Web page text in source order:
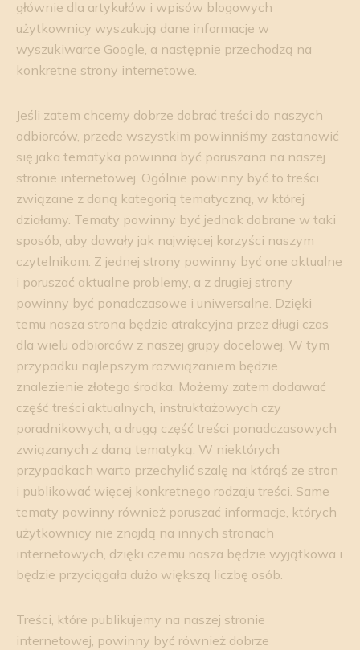
głównie dla artykułów i wpisów blogowych
użytkownicy wyszukują dane informacje w
wyszukiwarce Google, a następnie przechodzą na
konkretne strony internetowe.
Jeśli zatem chcemy dobrze dobrać treści do naszych
odbiorców, przede wszystkim powinniśmy zastanowić
się jaka tematyka powinna być poruszana na naszej
stronie internetowej. Ogólnie powinny być to treści
związane z daną kategorią tematyczną, w której
działamy. Tematy powinny być jednak dobrane w taki
sposób, aby dawały jak najwięcej korzyści naszym
czytelnikom. Z jednej strony powinny być one aktualne
i poruszać aktualne problemy, a z drugiej strony
powinny być ponadczasowe i uniwersalne. Dzięki
temu nasza strona będzie atrakcyjna przez długi czas
dla wielu odbiorców z naszej grupy docelowej. W tym
przypadku najlepszym rozwiązaniem będzie
znalezienie złotego środka. Możemy zatem dodawać
część treści aktualnych, instruktażowych czy
poradnikowych, a drugą część treści ponadczasowych
związanych z daną tematyką. W niektórych
przypadkach warto przechylić szalę na którąś ze stron
i publikować więcej konkretnego rodzaju treści. Same
tematy powinny również poruszać informacje, których
użytkownicy nie znajdą na innych stronach
internetowych, dzięki czemu nasza będzie wyjątkowa i
będzie przyciągała dużo większą liczbę osób.
Treści, które publikujemy na naszej stronie
internetowej, powinny być również dobrze